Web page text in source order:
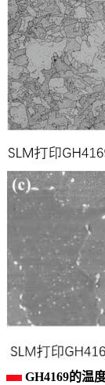
GH4169的温